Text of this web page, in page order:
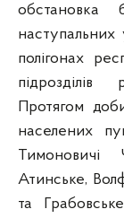
обстановка
полігонах
підрозділів
Протягом
населених
Тимоновичі
Атинське,
та